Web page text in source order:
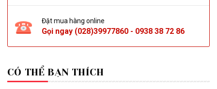
Đặt mua hàng online
Gọi ngay (028)39977860 - 0938 38 72 86
CÓ THỂ BẠN THÍCH